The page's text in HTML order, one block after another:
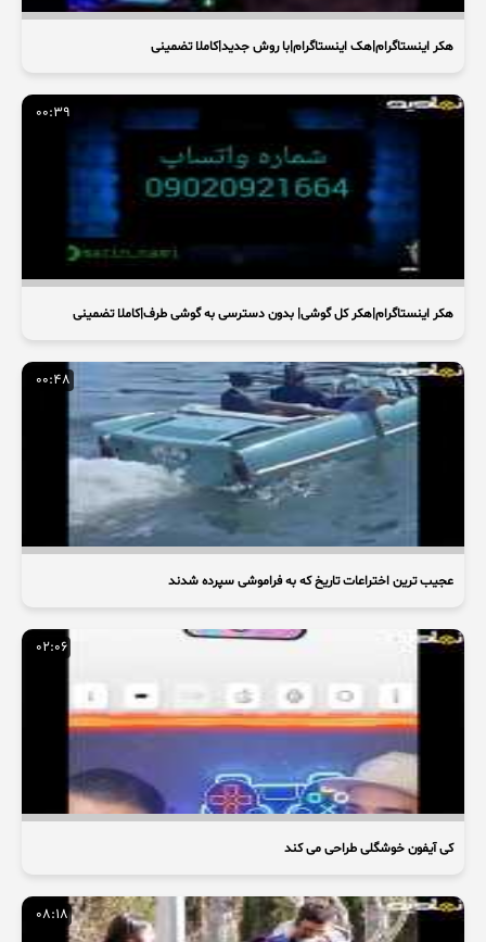
هکر اینستاگرام|هک اینستاگرام|با روش جدید|کاملا تضمینی
00:39
هکر اینستاگرام|هکر کل گوشی| بدون دسترسی به گوشی طرف|کاملا تضمینی
00:48
عجیب ترین اختراعات تاریخ که به فراموشی سپرده شدند
02:06
کی آیفون خوشگلی طراحی می کند
08:18